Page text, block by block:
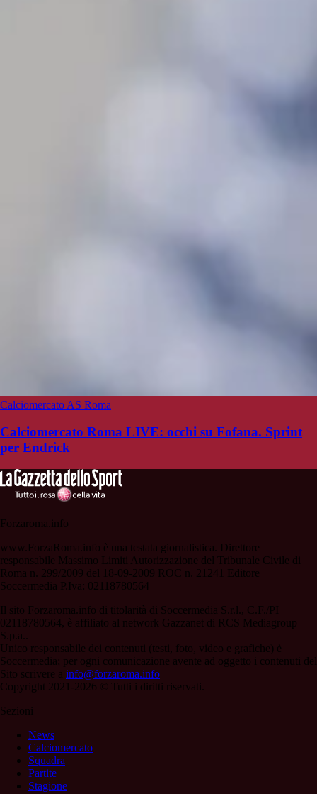
Calciomercato AS Roma
Calciomercato Roma LIVE: occhi su Fofana. Sprint
per Endrick
Forzaroma.info
www.ForzaRoma.info è una testata giornalistica. Direttore
responsabile Massimo Limiti Autorizzazione del Tribunale Civile di
Roma n. 299/2009 del 18-09-2009 ROC n. 21241 Editore
Soccermedia P.Iva: 02118780564
Il sito Forzaroma.info di titolarità di Soccermedia S.r.l., C.F./PI
02118780564, è affiliato al network Gazzanet di RCS Mediagroup
S.p.a..
Unico responsabile dei contenuti (testi, foto, video e grafiche) è
Soccermedia; per ogni comunicazione avente ad oggetto i contenuti del
Sito scrivere a info@forzaroma.info
Copyright 2021-2026 © Tutti i diritti riservati.
Sezioni
News
Calciomercato
Squadra
Partite
Stagione